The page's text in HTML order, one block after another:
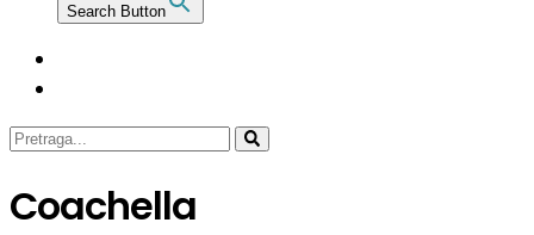
Search Button
Coachella